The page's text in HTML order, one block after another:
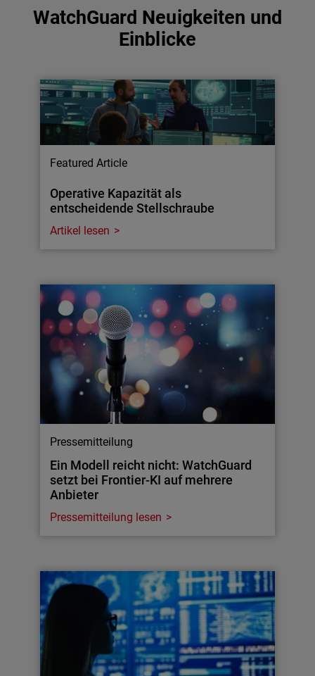
WatchGuard Neuigkeiten und
Einblicke
Featured Article
Operative Kapazität als
entscheidende Stellschraube
Artikel lesen
Pressemitteilung
Ein Modell reicht nicht: WatchGuard
setzt bei Frontier-KI auf mehrere
Anbieter
Pressemitteilung lesen